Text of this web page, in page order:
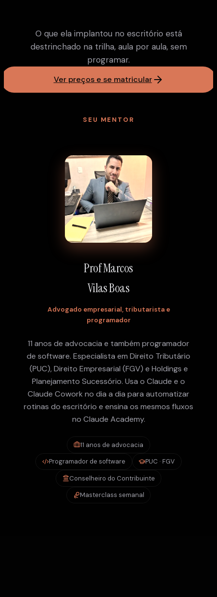
O que ela implantou no escritório está
destrinchado na trilha, aula por aula, sem
programar.
Ver preços e se matricular
SEU MENTOR
Prof Marcos
Vilas Boas
Advogado empresarial, tributarista e
programador
11 anos de advocacia e também programador
de software. Especialista em Direito Tributário
(PUC), Direito Empresarial (FGV) e Holdings e
Planejamento Sucessório. Usa o Claude e o
Claude Cowork no dia a dia para automatizar
rotinas do escritório e ensina os mesmos fluxos
no Claude Academy.
11 anos de advocacia
Programador de software PUC · FGV
Conselheiro do Contribuinte
Masterclass semanal